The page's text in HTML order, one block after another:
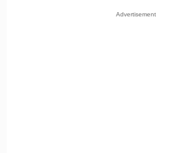
Advertisement